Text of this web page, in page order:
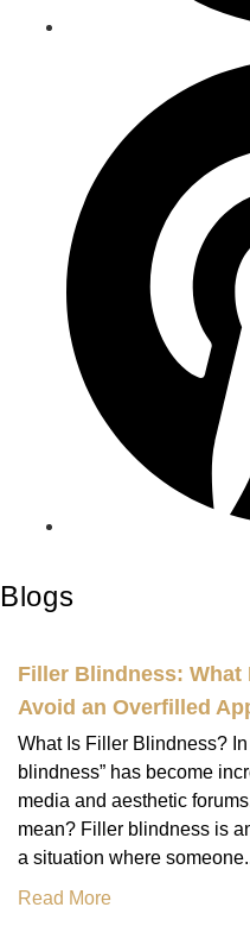
Blogs
Filler Blindness: What
Avoid an Overfilled
What Is Filler Blindness?
blindness” has become
media and aesthetic
mean? Filler blindness is
a situation where
Read More